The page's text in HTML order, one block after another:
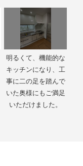
明るくて、機能的な
キッチンになり、工
事に二の足を踏んで
いた奥様にもご満足
いただけました。